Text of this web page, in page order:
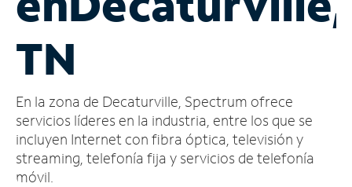
cuenta
Encuentra
tienda
TN
En la zona de Decaturville, Spectrum ofrece
servicios líderes en la industria, entre los que se
incluyen Internet con fibra óptica, televisión y
streaming, telefonía fija y servicios de telefonía
móvil.